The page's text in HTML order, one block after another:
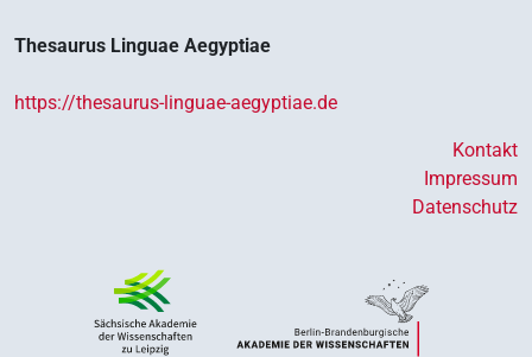
Thesaurus Linguae Aegyptiae
https://thesaurus-linguae-aegyptiae.de
Kontakt
Impressum
Datenschutz